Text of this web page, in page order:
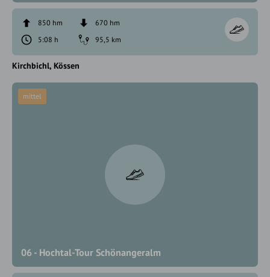
850 hm
670 hm
5:08 h
95,5 km
Kirchbichl Kössen
06 - Hochtal-Tour Schönangeralm
mittel